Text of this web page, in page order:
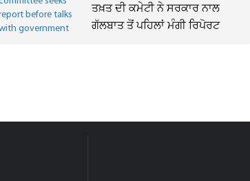
ਤਖ਼ਤ ਦੀ ਕਮੇਟੀ ਨੇ ਸਰਕਾਰ ਨਾਲ
ਗੱਲਬਾਤ ਤੋਂ ਪਹਿਲਾਂ ਮੰਗੀ ਰਿਪੋਰਟ